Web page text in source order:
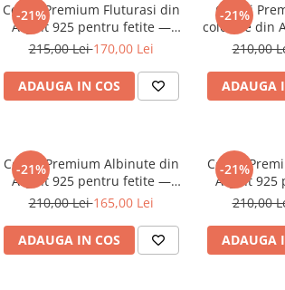
-21%
Cercei Premium Fluturasi din
Argint 925 pentru fetite —
Cheita cu Protectie Silicon
215,00 Lei170,00 Lei
ADAUGA IN COS
-21%
Cercei
colorate din
fetite —
210,00
ADAUGA
-21%
Cercei Premium Albinute din
Argint 925 pentru fetite —
Cheita cu Protectie Silicon
210,00 Lei165,00 Lei
ADAUGA IN COS
-21%
Cercei
Argint
Cheita cu
210,00
ADAUGA